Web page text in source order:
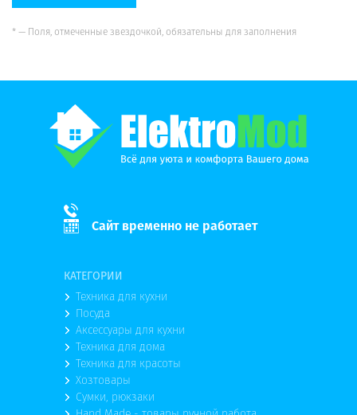
* — Поля, отмеченные звездочкой, обязательны для заполнения
Сайт временно не работает
КАТЕГОРИИ
Техника для кухни
Посуда
Аксессуары для кухни
Техника для дома
Техника для красоты
Хозтовары
Сумки, рюкзаки